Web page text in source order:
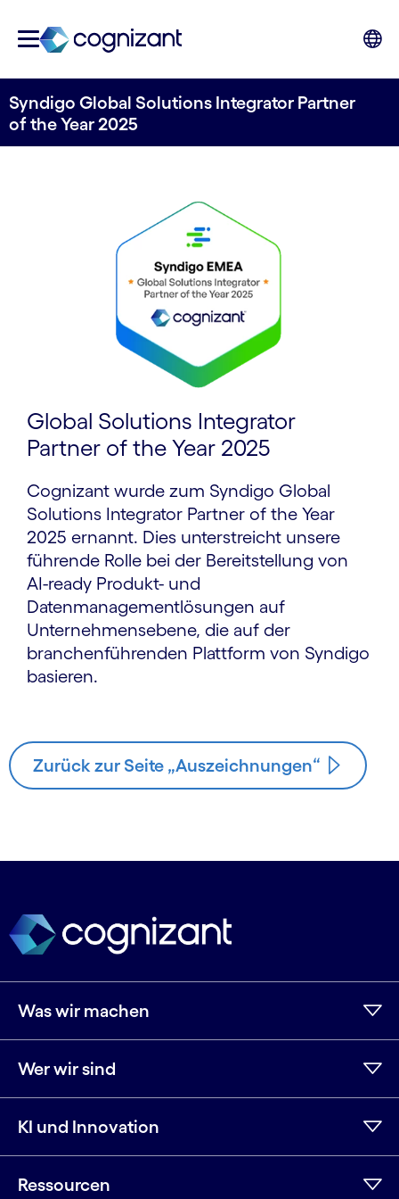
Syndigo Global Solutions Integrator Partner
of the Year 2025
Global Solutions Integrator
Partner of the Year 2025
Cognizant wurde zum Syndigo Global
Solutions Integrator Partner of the Year
2025 ernannt. Dies unterstreicht unsere
führende Rolle bei der Bereitstellung von
AI-ready Produkt- und
Datenmanagementlösungen auf
Unternehmensebene, die auf der
branchenführenden Plattform von Syndigo
basieren.
Zurück zur Seite „Auszeichnungen“
Was wir machen
Wer wir sind
KI und Innovation
Ressourcen